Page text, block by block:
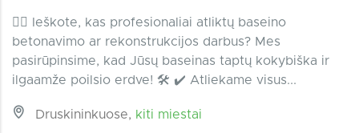
🏊‍♂️ Ieškote, kas profesionaliai atliktų baseino
betonavimo ar rekonstrukcijos darbus? Mes
pasirūpinsime, kad Jūsų baseinas taptų kokybiška ir
ilgaamže poilsio erdve! 🛠️ ✔️ Atliekame visus...
Druskininkuose, kiti miestai